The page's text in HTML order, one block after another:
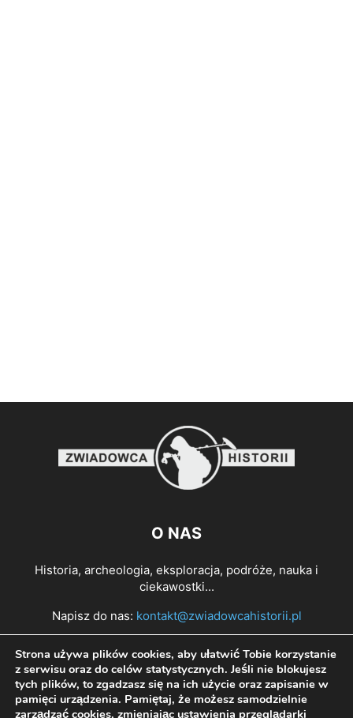
O NAS
Historia, archeologia, eksploracja, podróże, nauka i
ciekawostki...
Napisz do nas: kontakt@zwiadowcahistorii.pl
PODĄŻAJ ZA NAMI
Strona używa plików cookies, aby ułatwić Tobie korzystanie
z serwisu oraz do celów statystycznych. Jeśli nie blokujesz
tych plików, to zgadzasz się na ich użycie oraz zapisanie w
pamięci urządzenia. Pamiętaj, że możesz samodzielnie
zarządzać cookies, zmieniając ustawienia przeglądarki